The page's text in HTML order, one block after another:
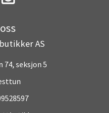
AS
74, seksjon 5